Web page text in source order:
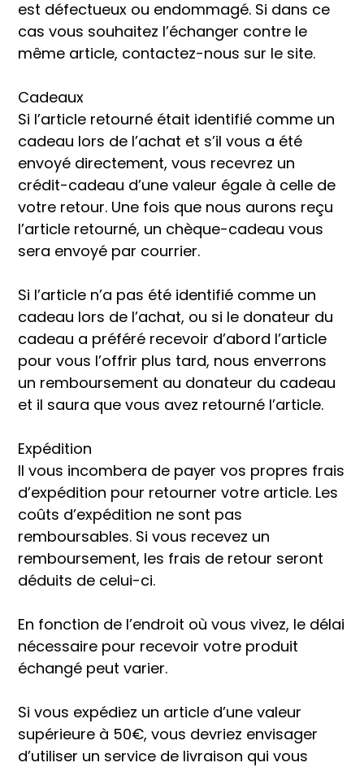
est défectueux ou endommagé. Si dans ce
cas vous souhaitez l’échanger contre le
même article, contactez-nous sur le site.
Cadeaux
Si l’article retourné était identifié comme un
cadeau lors de l’achat et s’il vous a été
envoyé directement, vous recevrez un
crédit-cadeau d’une valeur égale à celle de
votre retour. Une fois que nous aurons reçu
l’article retourné, un chèque-cadeau vous
sera envoyé par courrier.
Si l’article n’a pas été identifié comme un
cadeau lors de l’achat, ou si le donateur du
cadeau a préféré recevoir d’abord l’article
pour vous l’offrir plus tard, nous enverrons
un remboursement au donateur du cadeau
et il saura que vous avez retourné l’article.
Expédition
Il vous incombera de payer vos propres frais
d’expédition pour retourner votre article. Les
coûts d’expédition ne sont pas
remboursables. Si vous recevez un
remboursement, les frais de retour seront
déduits de celui-ci.
En fonction de l’endroit où vous vivez, le délai
nécessaire pour recevoir votre produit
échangé peut varier.
Si vous expédiez un article d’une valeur
supérieure à 50€, vous devriez envisager
d’utiliser un service de livraison qui vous